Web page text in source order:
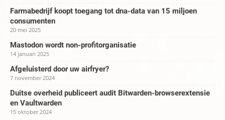
Farmabedrijf koopt toegang tot dna-data van 15 miljoen
consumenten
20 mei 2025
Mastodon wordt non-profitorganisatie
14 januari 2025
Afgeluisterd door uw airfryer?
7 november 2024
Duitse overheid publiceert audit Bitwarden-browserextensie
en Vaultwarden
15 oktober 2024